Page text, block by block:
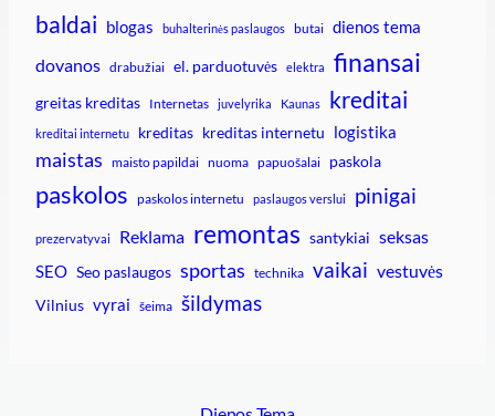
baldai blogas buhalterinės paslaugos butai dienos tema
dovanos drabužiai el. parduotuvės elektra finansai
greitas kreditas Internetas juvelyrika Kaunas kreditai
kreditai internetu kreditas kreditas internetu logistika
maistas maisto papildai nuoma papuošalai paskola
paskolos paskolos internetu paslaugos verslui pinigai
prezervatyvai Reklama remontas santykiai seksas
SEO Seo paslaugos sportas technika vaikai vestuvės
Vilnius vyrai šeima šildymas